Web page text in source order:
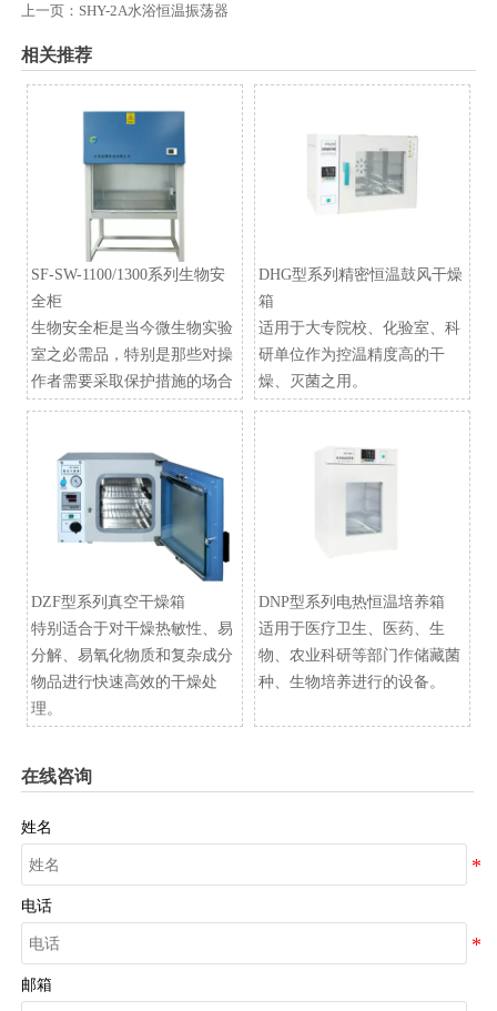
上一页： SHY-2A水浴恒温振荡器
相关推荐
SF-SW-1100/1300系列生物安
全柜
生物安全柜是当今微生物实验
室之必需品，特别是那些对操
作者需要采取保护措施的场合
DHG型系列精密恒温鼓风干燥
箱
适用于大专院校、化验室、科
研单位作为控温精度高的干
燥、灭菌之用。
DZF型系列真空干燥箱
特别适合于对干燥热敏性、易
分解、易氧化物质和复杂成分
物品进行快速高效的干燥处
理。
​DNP型系列电热恒温培养箱
适用于医疗卫生、医药、生
物、农业科研等部门作储藏菌
种、生物培养进行的设备。
在线咨询
姓名
电话
邮箱